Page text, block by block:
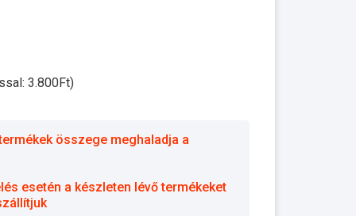
3.800Ft)
összege meghaladja a
esetén a készleten lévő termékeket